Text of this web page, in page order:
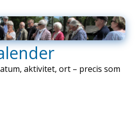
aktivitet, ort – precis som